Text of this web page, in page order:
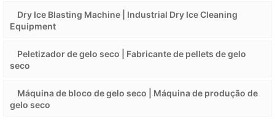
Dry Ice Blasting Machine | Industrial Dry Ice Cleaning
Equipment
Peletizador de gelo seco | Fabricante de pellets de gelo
seco
Máquina de bloco de gelo seco | Máquina de produção de
gelo seco